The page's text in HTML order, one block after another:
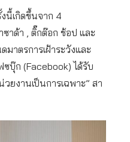
นี้เกิดขึ้นจาก 4
าด้า , ติ๊กต๊อก ช้อป และ
าตรการเฝ้าระวังและ
บุ๊ก (Facebook) ได้รับ
ยงานเป็นการเฉพาะ” สา